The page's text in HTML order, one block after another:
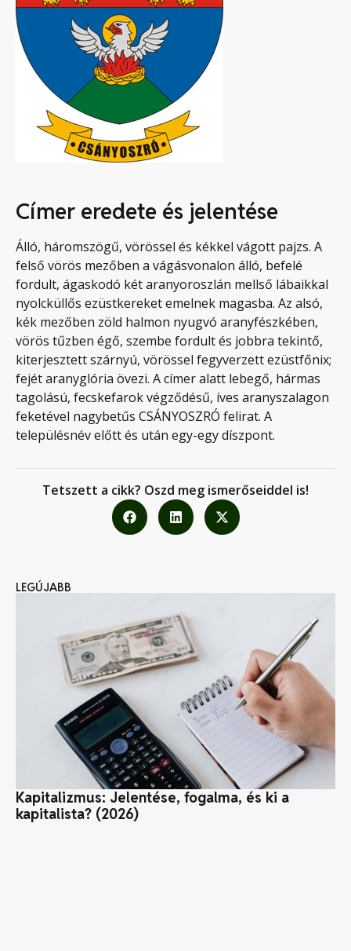
Címer eredete és jelentése
Álló, háromszögű, vörössel és kékkel vágott pajzs. A
felső vörös mezőben a vágásvonalon álló, befelé
fordult, ágaskodó két aranyoroszlán mellső lábaikkal
nyolcküllős ezüstkereket emelnek magasba. Az alsó,
kék mezőben zöld halmon nyugvó aranyfészkében,
vörös tűzben égő, szembe fordult és jobbra tekintő,
kiterjesztett szárnyú, vörössel fegyverzett ezüstfőnix;
fejét aranyglória övezi. A címer alatt lebegő, hármas
tagolású, fecskefarok végződésű, íves aranyszalagon
feketével nagybetűs CSÁNYOSZRÓ felirat. A
településnév előtt és után egy-egy díszpont.
Tetszett a cikk? Oszd meg ismerőseiddel is!
LEGÚJABB
Kapitalizmus: Jelentése, fogalma, és ki a
kapitalista? (2026)